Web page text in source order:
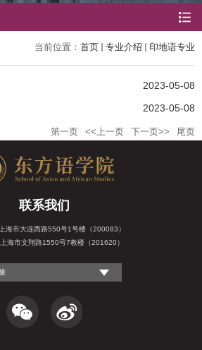
当前位置： 首页 专业介绍 印地语专业
2023-05-08
2023-05-08
第一页 <<上一页 下一页>> 尾页
联系我们
海市大连西路550号1号楼（200083）
海市文翔路1550号7教楼（201620）